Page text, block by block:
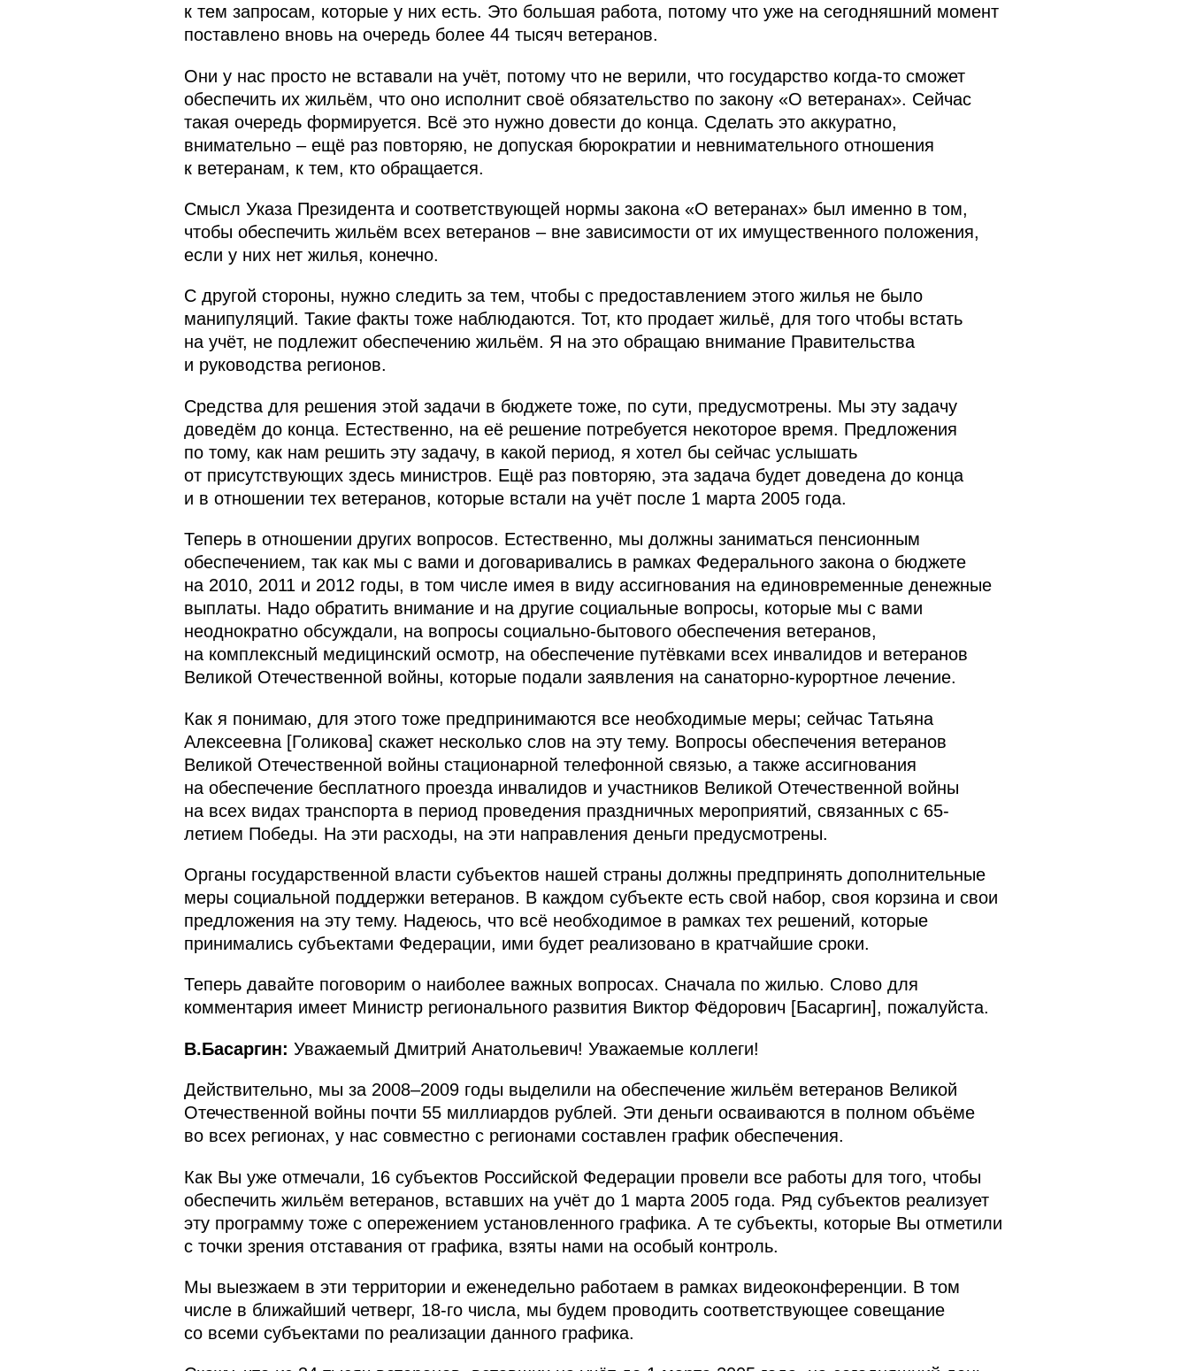
к тем запросам, которые у них есть. Это большая работа, потому что уже на сегодняшний момент
поставлено вновь на очередь более 44 тысяч ветеранов.
Они у нас просто не вставали на учёт, потому что не верили, что государство когда‑то сможет
обеспечить их жильём, что оно исполнит своё обязательство по закону «О ветеранах». Сейчас
такая очередь формируется. Всё это нужно довести до конца. Сделать это аккуратно,
внимательно – ещё раз повторяю, не допуская бюрократии и невнимательного отношения
к ветеранам, к тем, кто обращается.
Смысл Указа Президента и соответствующей нормы закона «О ветеранах» был именно в том,
чтобы обеспечить жильём всех ветеранов – вне зависимости от их имущественного положения,
если у них нет жилья, конечно.
С другой стороны, нужно следить за тем, чтобы с предоставлением этого жилья не было
манипуляций. Такие факты тоже наблюдаются. Тот, кто продает жильё, для того чтобы встать
на учёт, не подлежит обеспечению жильём. Я на это обращаю внимание Правительства
и руководства регионов.
Средства для решения этой задачи в бюджете тоже, по сути, предусмотрены. Мы эту задачу
доведём до конца. Естественно, на её решение потребуется некоторое время. Предложения
по тому, как нам решить эту задачу, в какой период, я хотел бы сейчас услышать
от присутствующих здесь министров. Ещё раз повторяю, эта задача будет доведена до конца
и в отношении тех ветеранов, которые встали на учёт после 1 марта 2005 года.
Теперь в отношении других вопросов. Естественно, мы должны заниматься пенсионным
обеспечением, так как мы с вами и договаривались в рамках Федерального закона о бюджете
на 2010, 2011 и 2012 годы, в том числе имея в виду ассигнования на единовременные денежные
выплаты. Надо обратить внимание и на другие социальные вопросы, которые мы с вами
неоднократно обсуждали, на вопросы социально-бытового обеспечения ветеранов,
на комплексный медицинский осмотр, на обеспечение путёвками всех инвалидов и ветеранов
Великой Отечественной войны, которые подали заявления на санаторно-курортное лечение.
Как я понимаю, для этого тоже предпринимаются все необходимые меры; сейчас Татьяна
Алексеевна [Голикова] скажет несколько слов на эту тему. Вопросы обеспечения ветеранов
Великой Отечественной войны стационарной телефонной связью, а также ассигнования
на обеспечение бесплатного проезда инвалидов и участников Великой Отечественной войны
на всех видах транспорта в период проведения праздничных мероприятий, связанных с 65-
летием Победы. На эти расходы, на эти направления деньги предусмотрены.
Органы государственной власти субъектов нашей страны должны предпринять дополнительные
меры социальной поддержки ветеранов. В каждом субъекте есть свой набор, своя корзина и свои
предложения на эту тему. Надеюсь, что всё необходимое в рамках тех решений, которые
принимались субъектами Федерации, ими будет реализовано в кратчайшие сроки.
Теперь давайте поговорим о наиболее важных вопросах. Сначала по жилью. Слово для
комментария имеет Министр регионального развития Виктор Фёдорович [Басаргин], пожалуйста.
В.Басаргин: Уважаемый Дмитрий Анатольевич! Уважаемые коллеги!
Действительно, мы за 2008–2009 годы выделили на обеспечение жильём ветеранов Великой
Отечественной войны почти 55 миллиардов рублей. Эти деньги осваиваются в полном объёме
во всех регионах, у нас совместно с регионами составлен график обеспечения.
Как Вы уже отмечали, 16 субъектов Российской Федерации провели все работы для того, чтобы
обеспечить жильём ветеранов, вставших на учёт до 1 марта 2005 года. Ряд субъектов реализует
эту программу тоже с опережением установленного графика. А те субъекты, которые Вы отметили
с точки зрения отставания от графика, взяты нами на особый контроль.
Мы выезжаем в эти территории и еженедельно работаем в рамках видеоконференции. В том
числе в ближайший четверг, 18-го числа, мы будем проводить соответствующее совещание
со всеми субъектами по реализации данного графика.